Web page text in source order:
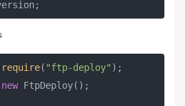
require( "ftp-deploy"
new FtpDeploy();